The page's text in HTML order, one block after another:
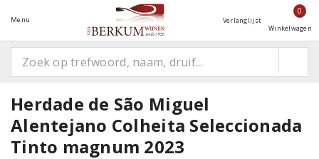
Menu Verlanglijst
0
Winkelwagen
Herdade de São Miguel
Alentejano Colheita Seleccionada
Tinto magnum 2023